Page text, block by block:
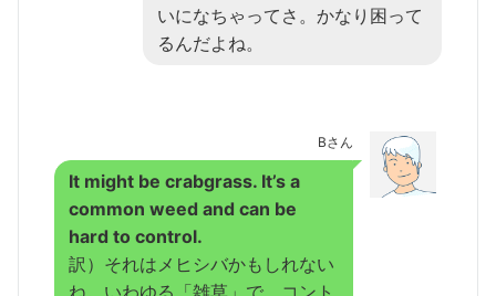
いになちゃってさ。かなり困って
るんだよね。
Bさん
It might be crabgrass. It’s a
common weed and can be
hard to control.
訳）それはメヒシバかもしれない
ね。いわゆる「雑草」で、コント